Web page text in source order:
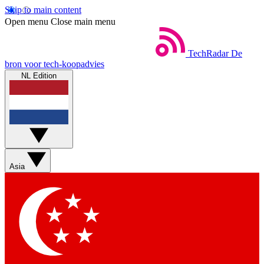
Skip to main content
Open menu Close main menu
TechRadar De
bron voor tech-koopadvies
NL Edition
Asia